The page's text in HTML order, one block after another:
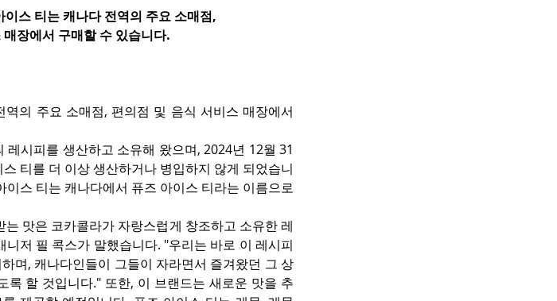
스 티는 캐나다 전역의 주요 소매점,
장에서 구매할 수 있습니다.
의 주요 소매점, 편의점 및 음식 서비스 매장에서
시피를 생산하고 소유해 왔으며, 2024년 12월 31
티를 더 이상 생산하거나 병입하지 않게 되었습니
스 티는 캐나다에서 퓨즈 아이스 티라는 이름으로
맛은 코카콜라가 자랑스럽게 창조하고 소유한 레
저 필 콕스가 말했습니다. "우리는 바로 이 레시피
며, 캐나다인들이 그들이 자라면서 즐겨왔던 그 상
할 것입니다." 또한, 이 브랜드는 새로운 맛을 추